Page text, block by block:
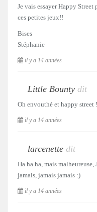
Je vais essayer Happy
ces petites jeux!!
Bises
Stéphanie
il y a 14 années
Little Bounty dit
Oh envouthé et happy street !
il y a 14 années
larcenette dit
Ha ha ha, mais
jamais, jamais jamais :)
il y a 14 années